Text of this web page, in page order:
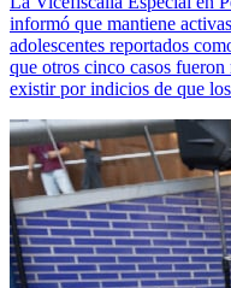
informó que mantiene
adolescentes reportados
que otros cinco casos
existir por indicios de que